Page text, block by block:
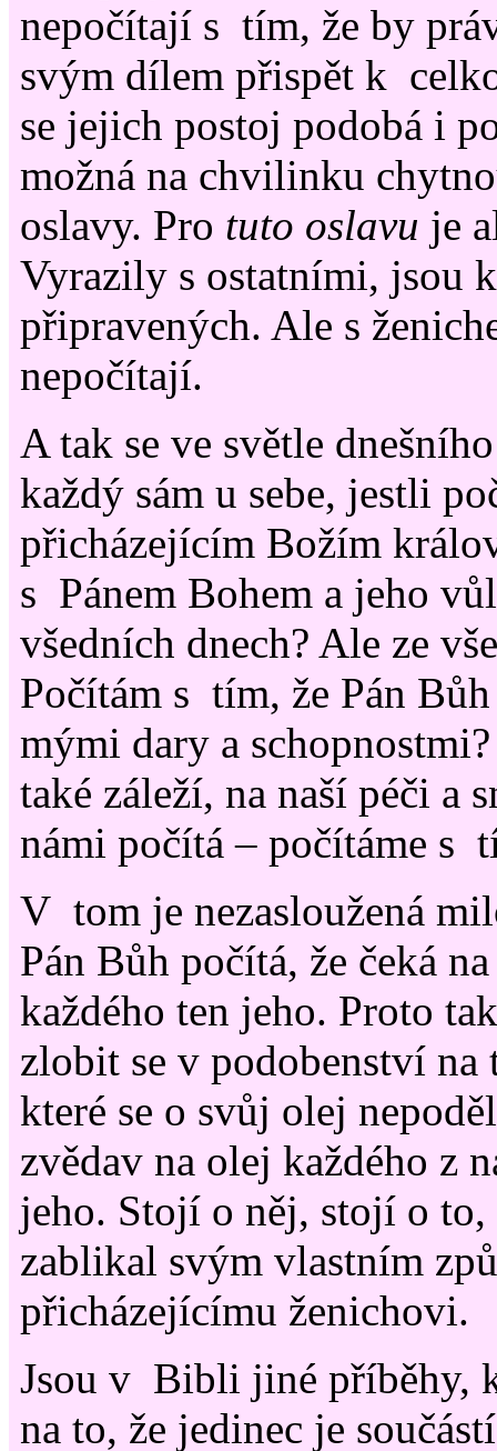
nepočítají s tím, že by
svým dílem přispět k
se jejich postoj podobá i
možná na chvilinku
oslavy. Pro tuto oslavu je
Vyrazily s ostatními, jsou
připravených. Ale s
nepočítají.
A tak se ve světle
každý sám u sebe, jestli
přicházejícím Božím
s Pánem Bohem a jeho
všedních dnech? Ale ze
Počítám s tím, že Pán
mými dary a
také záleží, na naší péči a
námi počítá – počítáme s
V tom je nezasloužená
Pán Bůh počítá, že čeká
každého ten jeho. Proto
zlobit se v podobenství na
které se o svůj olej
zvědav na olej každého z
jeho. Stojí o něj, stojí o to,
zablikal svým vlastním
přicházejícímu ženichovi.
Jsou v Bibli jiné příběhy,
na to, že jedinec je